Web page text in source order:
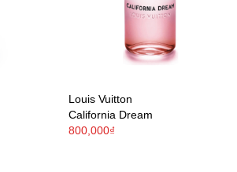
Louis Vuitton
California Dream
800,000₫